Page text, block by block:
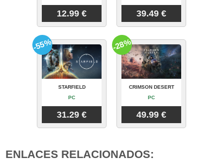
12.99 € 39.49 €
STARFIELD
PC
31.29 €
-55%
CRIMSON DESERT
PC
49.99 €
-28%
ENLACES RELACIONADOS: